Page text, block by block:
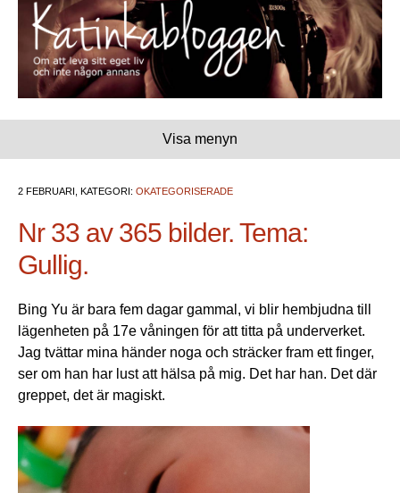
Visa menyn
2 FEBRUARI, KATEGORI: OKATEGORISERADE
Nr 33 av 365 bilder. Tema:
Gullig.
Bing Yu är bara fem dagar gammal, vi blir hembjudna till
lägenheten på 17e våningen för att titta på underverket.
Jag tvättar mina händer noga och sträcker fram ett finger,
ser om han har lust att hälsa på mig. Det har han. Det där
greppet, det är magiskt.